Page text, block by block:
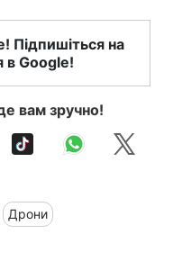
Підпишіться на
в Google!
вам зручно!
Дрони